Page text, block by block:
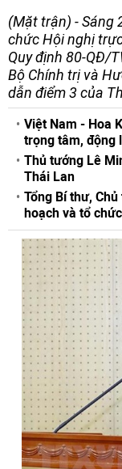
(Mặt trận) - Sáng
chức Hội nghị
Quy định 80-QĐ/
Bộ Chính trị và
dẫn điểm 3 của
Việt Nam - Hoa
trọng tâm, động
Thủ tướng Lê
Thái Lan
Tổng Bí thư,
hoạch và tổ